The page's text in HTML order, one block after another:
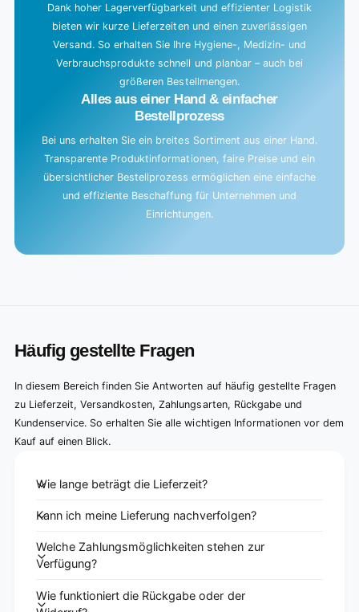
Dank hoher Lagerverfügbarkeit und effizienter Logistik
bieten wir kurze Lieferzeiten und einen zuverlässigen
Versand. So erhalten Sie Ihre Hygiene-, Medizin- und
Verbrauchsprodukte schnell und planbar – auch bei
größeren Bestellmengen.
Alles aus einer Hand & einfacher
Bestellprozess
Bei uns erhalten Sie ein breites Sortiment aus einer Hand.
Transparente Produktinformationen, faire Preise und ein
übersichtlicher Bestellprozess ermöglichen eine einfache
und effiziente Beschaffung für Unternehmen und
Einrichtungen.
Häufig gestellte Fragen
In diesem Bereich finden Sie Antworten auf häufig gestellte Fragen
zu Lieferzeit, Versandkosten, Zahlungsarten, Rückgabe und
Kundenservice. So erhalten Sie alle wichtigen Informationen vor dem
Kauf auf einen Blick.
Wie lange beträgt die Lieferzeit?
Kann ich meine Lieferung nachverfolgen?
Welche Zahlungsmöglichkeiten stehen zur
Verfügung?
Wie funktioniert die Rückgabe oder der